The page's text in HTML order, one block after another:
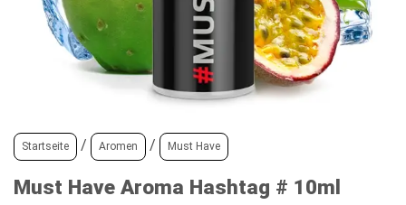
Startseite / Aromen / Must Have
Must Have Aroma Hashtag # 10ml